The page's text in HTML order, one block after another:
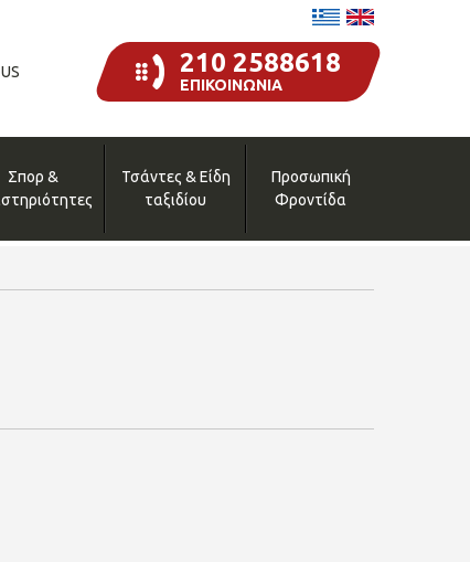
210 2588618
ΕΠΙΚΟΙΝΩΝΙΑ
Σπορ &
Τσάντες & Είδη
ταξιδίου
Προσωπική
Φροντίδα